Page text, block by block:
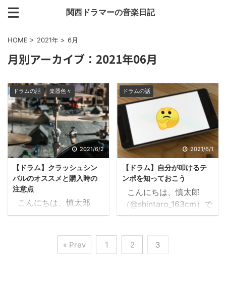
関西ドラマーの音楽日記
HOME > 2021年 > 6月
月別アーカイブ：2021年06月
ドラムの話 楽器色々
2021/6/2
【ドラム】クラッシュシン
バルのオススメと購入時の
注意点
こんにちは、慎太郎
（@shintaro_163cm）で
で1番激しい音が鳴るの
がクラッシュシンバルで
ドラムの話
2021/6/1
【ドラム】自分が叩けるテ
ンポを知っておこう
こんにちは、慎太郎
（@shintaro_163cm）で
す。 この曲叩きたいん
か？ レッスンでよくさ
れる質問です。 もちろん
« Prev 1 2 3